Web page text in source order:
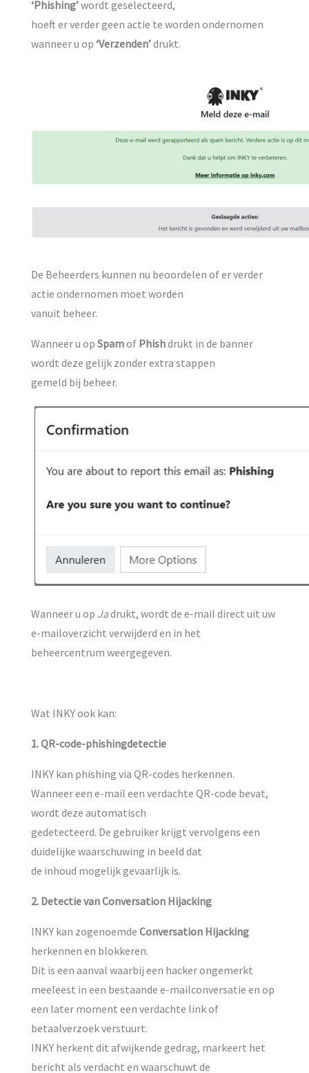
‘Phishing’wordt geselecteerd,
hoeft er verder geen actie te worden ondernomen
wanneer u op ‘Verzenden’drukt.
De Beheerders kunnen nu beoordelen of er verder
actie ondernomen moet worden
vanuit beheer.
Wanneer u op Spamof Phishdrukt in de banner
wordt deze gelijk zonder extra stappen
gemeld bij beheer.
Wanneer u op Jadrukt, wordt de e-mail direct uit uw
e-mailoverzicht verwijderd en in het
beheercentrum weergegeven.
Wat INKY ook kan:
1. QR-code-phishingdetectie
INKY kan phishing via QR-codes herkennen.
Wanneer een e-mail een verdachte QR-code bevat,
wordt deze automatisch
gedetecteerd. De gebruiker krijgt vervolgens een
duidelijke waarschuwing in beeld dat
de inhoud mogelijk gevaarlijk is.
2. Detectie van Conversation Hijacking
INKY kan zogenoemde Conversation Hijacking
herkennen en blokkeren.
Dit is een aanval waarbij een hacker ongemerkt
meeleest in een bestaande e-mailconversatie en op
een later moment een verdachte link of
betaalverzoek verstuurt.
INKY herkent dit afwijkende gedrag, markeert het
bericht als verdacht en waarschuwt de